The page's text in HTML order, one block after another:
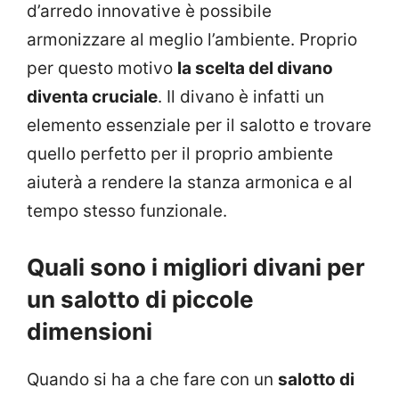
d’arredo innovative è possibile
armonizzare al meglio l’ambiente. Proprio
per questo motivo la scelta del divano
diventa cruciale. Il divano è infatti un
elemento essenziale per il salotto e trovare
quello perfetto per il proprio ambiente
aiuterà a rendere la stanza armonica e al
tempo stesso funzionale.
Quali sono i migliori divani per
un salotto di piccole
dimensioni
Quando si ha a che fare con un salotto di